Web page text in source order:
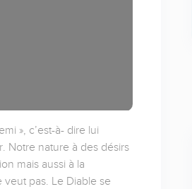
», c’est-à- dire lui
Notre nature à des désirs
mais aussi à la
veut pas. Le Diable se